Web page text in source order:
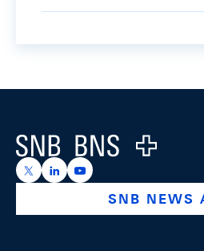
Logo
https://x.com/snb_bns
https://ch.linkedin.com/
https://
SNB NEWS